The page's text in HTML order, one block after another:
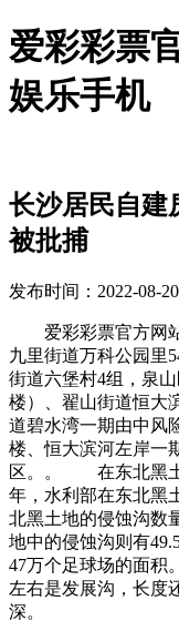
爱彩彩票
娱乐手机
长沙居民自建
被批捕
发布时间：2022-08-
爱彩彩票官方网站
九里街道万科公园里
街道六堡村4组，泉
楼）、翟山街道恒大
道碧水湾一期由中风
楼、恒大滨河左岸一
区。。 在东北黑土
年，水利部在东北黑
北黑土地的侵蚀沟数
地中的侵蚀沟则有
47万个足球场的面积
左右是发展沟，长度
深。